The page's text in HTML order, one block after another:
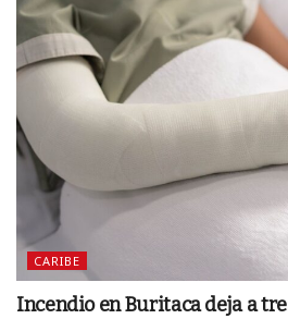
CARIBE
Incendio en Buritaca deja a